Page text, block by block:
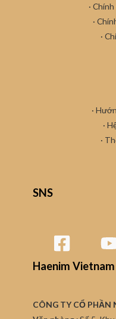
·
·
·
·
·
·
SNS
Haenim Vietnam
CÔNG TY CỔ PHẦN